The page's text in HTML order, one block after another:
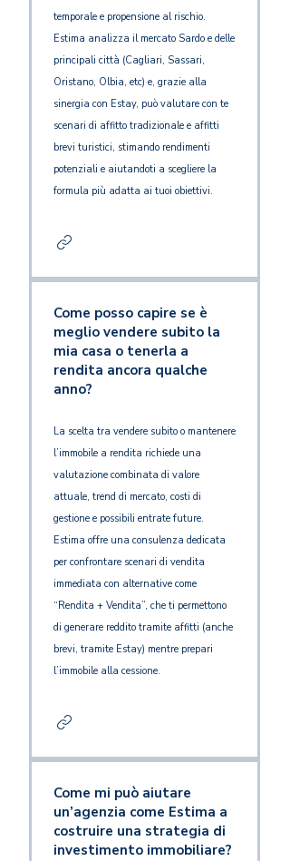
temporale e propensione al rischio.
Estima analizza il mercato Sardo e delle
principali città (Cagliari, Sassari,
Oristano, Olbia, etc) e, grazie alla
sinergia con Estay, può valutare con te
scenari di affitto tradizionale e affitti
brevi turistici, stimando rendimenti
potenziali e aiutandoti a scegliere la
formula più adatta ai tuoi obiettivi.
Come posso capire se è
meglio vendere subito la
mia casa o tenerla a
rendita ancora qualche
anno?
La scelta tra vendere subito o mantenere
l’immobile a rendita richiede una
valutazione combinata di valore
attuale, trend di mercato, costi di
gestione e possibili entrate future.
Estima offre una consulenza dedicata
per confrontare scenari di vendita
immediata con alternative come
“Rendita + Vendita”, che ti permettono
di generare reddito tramite affitti (anche
brevi, tramite Estay) mentre prepari
l’immobile alla cessione.
Come mi può aiutare
un’agenzia come Estima a
costruire una strategia di
investimento immobiliare?